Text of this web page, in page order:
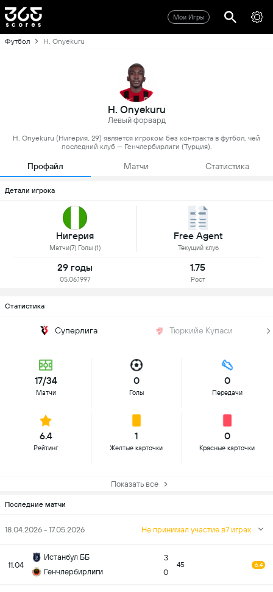
Мои Игры
Футбол H. Onyekuru
H. Onyekuru
Левый форвард
H. Onyekuru (Нигерия, 29) является игроком без контракта в футбол, чей
последний клуб — Генчлербирлиги (Турция).
Профайл Матчи Статистика
Детали игрока
Нигерия
Матчи(7) Голы (1)
Free Agent
Текущий клуб
29 годы
05.06.1997
1.75
Рост
Статистика
Суперлига Тюркийе Купаси
17/34
Матчи
0
Голы
0
Передачи
6.4
Рейтинг
1
Желтые карточки
0
Красные карточки
Показать все
Последние матчи
18.04.2026 - 17.05.2026 Не принимал участие в7 играх
11.04
Истанбул ББ
Генчлербирлиги
3
0
45 6.4